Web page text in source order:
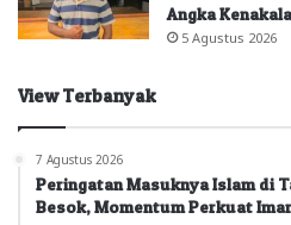
Angka
5 Agustus 2026
View Terbanyak
7 Agustus 2026
Peringatan Masuknya Islam di
Besok, Momentum Perkuat